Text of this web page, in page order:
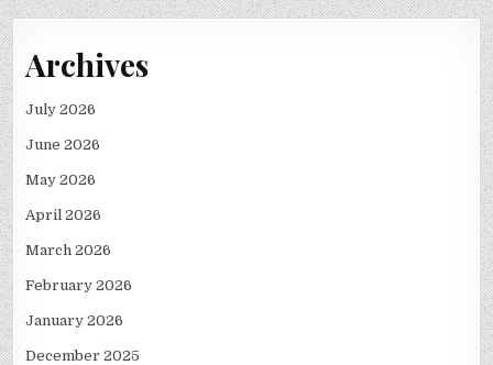
Archives
July 2026
June 2026
May 2026
April 2026
March 2026
February 2026
January 2026
December 2025